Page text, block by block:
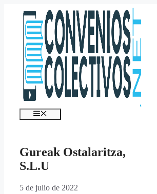
contenido
Menú
Gureak Ostalaritza,
S.L.U
5 de julio de 2022